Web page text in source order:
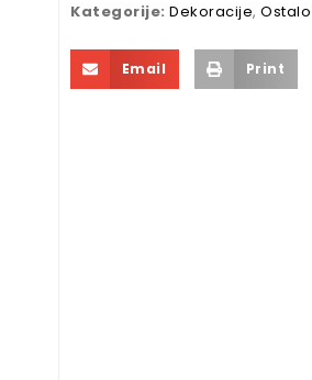
Kategorije: Dekoracije,Ostalo
Email Print